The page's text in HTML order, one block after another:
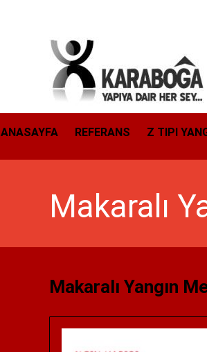
ANASAYFA REFERANS Z TIPI
Makaralı
Makaralı Yangın